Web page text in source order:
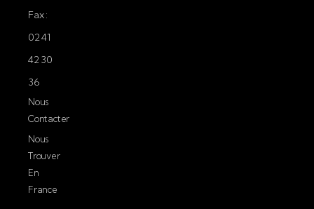
Fax :
02 41
42 30
36
Nous
Contacter
Nous
Trouver
En
France